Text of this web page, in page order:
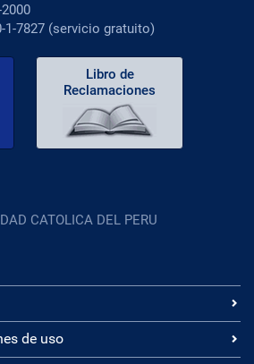
1-7827 (servicio gratuito)
Libro de
Reclamaciones
CATOLICA DEL PERU
de uso